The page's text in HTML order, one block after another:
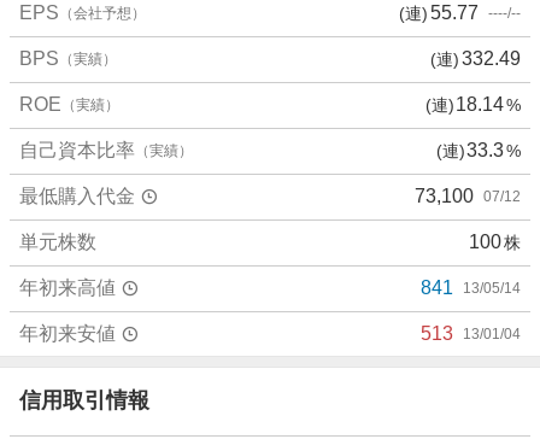
EPS （会社予想） (連)55.77 ----/--
BPS （実績） (連)332.49
ROE （実績） (連)18.14%
自己資本比率 （実績） (連)33.3%
最低購入代金 73,100 07/12
単元株数 100株
年初来高値 841 13/05/14
年初来安値 513 13/01/04
信用取引情報